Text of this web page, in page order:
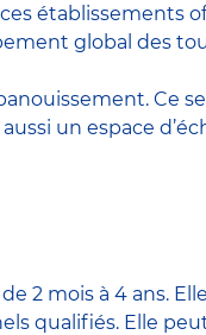
établissements
global des
Ce
un espace
2 mois à 4 ans.
qualifiés. Elle